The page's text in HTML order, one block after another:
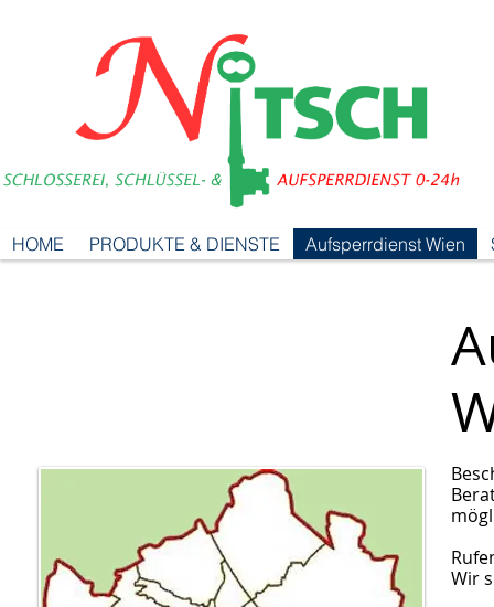
HOME PRODUKTE & DIENSTE Aufsperrdienst Wien
Wir